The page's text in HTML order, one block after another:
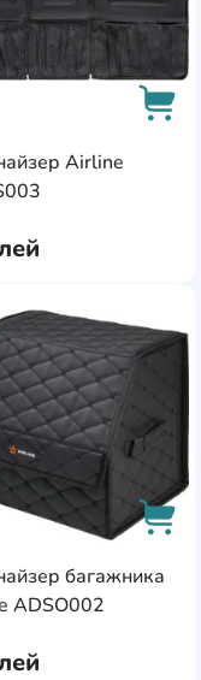
Airline
багажника
ADSO002